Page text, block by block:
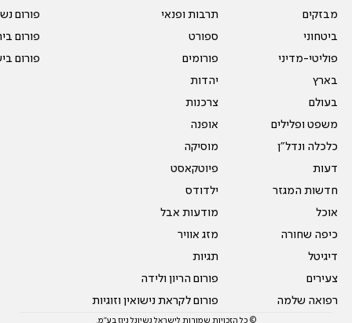
מבזקים
ביטחוני
פוליטי-מדיני
בארץ
בעולם
משפט ופלילים
כלכלה ונדל"ן
דעות
חדשות המגזר
אוכל
כיפה שחורה
דיגיטל
צעירים
רפואה שלמה
תרבות ופנאי
ספורט
פורומים
יהדות
צרכנות
אופנה
מוסיקה
פיוטקאסט
ילדודס
מודעות אבל
מזג אוויר
תגיות
פורום הריון ולידה
פורום לקראת נישואין וזוגיות
פורום
פורום
פורום
© כל הזכויות שמורות לישראל נשיונל ניוז בע"מ.